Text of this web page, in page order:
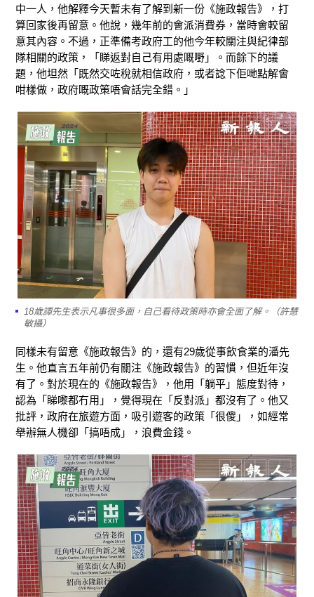
中一人，他解釋今天暫未有了解到新一份《施政報告》，打
算回家後再留意。他說，幾年前的會派消費券，當時會較留
意其內容。不過，正準備考政府工的他今年較關注與紀律部
隊相關的政策，「睇返對自己有用處嘅嘢」。而餘下的議
題，他坦然「既然交咗稅就相信政府，或者諗下佢哋點解會
咁樣做，政府嘅政策唔會話完全錯。」
18歲譚先生表示凡事很多面，自己看待政策時亦會全面了解。（許慧
敏攝）
同樣未有留意《施政報告》的，還有29歲從事飲食業的潘先
生。他直言五年前仍有關注《施政報告》的習慣，但近年沒
有了。對於現在的《施政報告》，他用「躺平」態度對待，
認為「睇嚟都冇用」，覺得現在「反對派」都沒有了。他又
批評，政府在旅遊方面，吸引遊客的政策「很傻」，如經常
舉辦無人機卻「搞唔成」，浪費金錢。